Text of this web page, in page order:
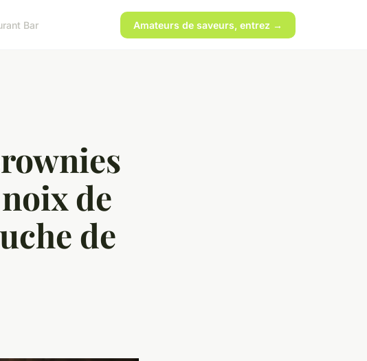
Bar Amateurs de saveurs, entrez →
de
de